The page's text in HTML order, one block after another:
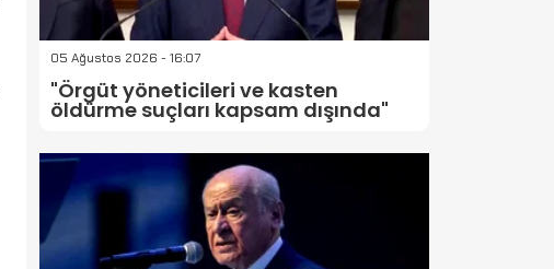
05 Ağustos 2026 - 16:07
"Örgüt yöneticileri ve kasten
öldürme suçları kapsam dışında"